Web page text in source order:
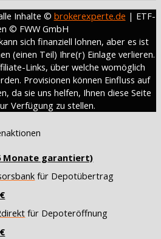
Inhalte © brokerexperte.de | ETF-
© FWW GmbH
sich finanziell lohnen, aber es ist
(einen Teil) Ihre(r) Einlage verlieren.
Links, über welche womöglich
Provisionen können Einfluss auf
da sie uns helfen, Ihnen diese Seite
Verfügung zu stellen.
Monate garantiert)
für Depotübertrag
für Depoteröffnung